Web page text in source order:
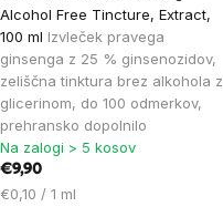
Alcohol Free Tincture, Extract,
100 ml Izvleček pravega
ginsenga z 25 % ginsenozidov,
zeliščna tinktura brez alkohola z
glicerinom, do 100 odmerkov,
prehransko dopolnilo
Na zalogi > 5 kosov
€9,90
Cena
€0,10 / 1 ml